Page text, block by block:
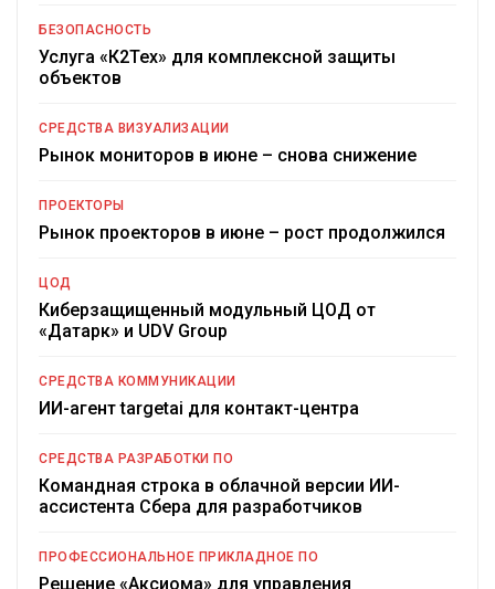
БЕЗОПАСНОСТЬ
Услуга «К2Тех» для комплексной защиты
объектов
СРЕДСТВА ВИЗУАЛИЗАЦИИ
Рынок мониторов в июне – снова снижение
ПРОЕКТОРЫ
Рынок проекторов в июне – рост продолжился
ЦОД
Киберзащищенный модульный ЦОД от
«Датарк» и UDV Group
СРЕДСТВА КОММУНИКАЦИИ
ИИ-агент targetai для контакт-центра
СРЕДСТВА РАЗРАБОТКИ ПО
Командная строка в облачной версии ИИ-
ассистента Сбера для разработчиков
ПРОФЕССИОНАЛЬНОЕ ПРИКЛАДНОЕ ПО
Решение «Аксиома» для управления